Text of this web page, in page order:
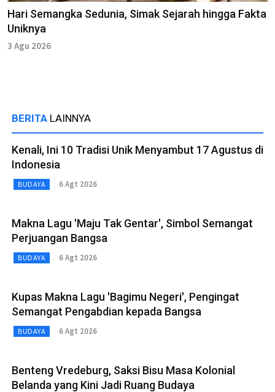
Hari Semangka Sedunia, Simak Sejarah hingga Fakta
Uniknya
3 Agu 2026
BERITA LAINNYA
Kenali, Ini 10 Tradisi Unik Menyambut 17 Agustus di
Indonesia
BUDAYA 6 Agt 2026
Makna Lagu 'Maju Tak Gentar', Simbol Semangat
Perjuangan Bangsa
BUDAYA 6 Agt 2026
Kupas Makna Lagu 'Bagimu Negeri', Pengingat
Semangat Pengabdian kepada Bangsa
BUDAYA 6 Agt 2026
Benteng Vredeburg, Saksi Bisu Masa Kolonial
Belanda yang Kini Jadi Ruang Budaya